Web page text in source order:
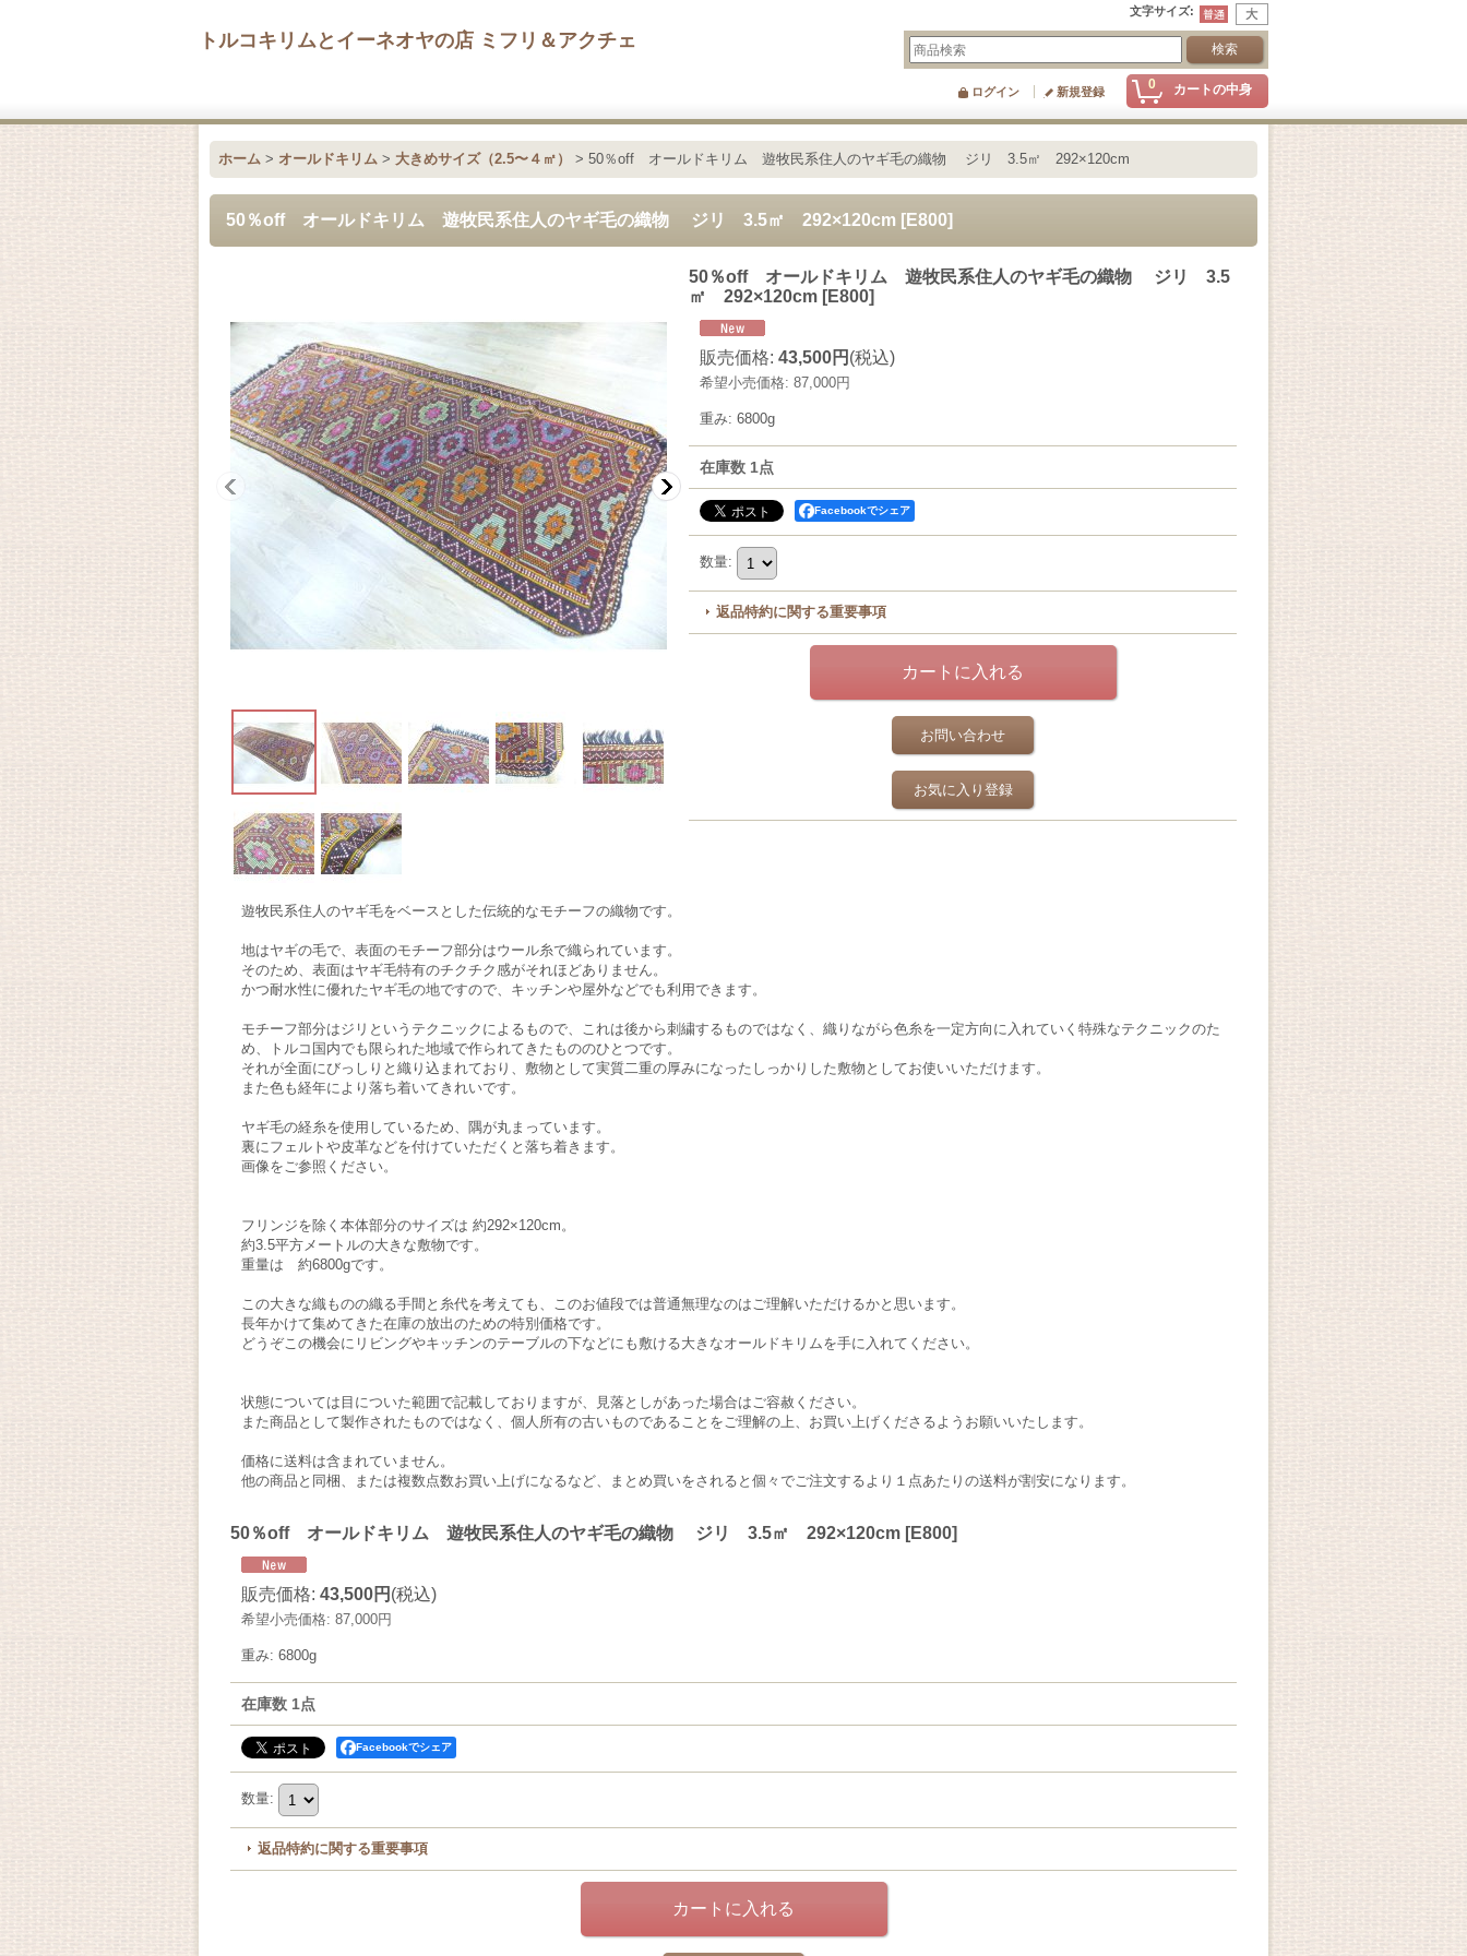
文字サイズ:
トルコキリムとイーネオヤの店 ミフリ＆アクチェ
0 カートの中身
ログイン 新規登録
ホーム > オールドキリム > 大きめサイズ（2.5〜４㎡） > 50％off オールドキリム 遊牧民系住人のヤギ毛の織物 ジリ 3.5㎡ 292×120cm
50％off オールドキリム 遊牧民系住人のヤギ毛の織物 ジリ 3.5㎡ 292×120cm [E800]
50％off オールドキリム 遊牧民系住人のヤギ毛の織物 ジリ 3.5
㎡ 292×120cm [E800]
販売価格: 43,500円 (税込)
希望小売価格: 87,000円
重み: 6800g
在庫数 1点
Facebookでシェア
数量:
返品特約に関する重要事項
お問い合わせ
お気に入り登録
遊牧民系住人のヤギ毛をベースとした伝統的なモチーフの織物です。
地はヤギの毛で、表面のモチーフ部分はウール糸で織られています。
そのため、表面はヤギ毛特有のチクチク感がそれほどありません。
かつ耐水性に優れたヤギ毛の地ですので、キッチンや屋外などでも利用できます。
モチーフ部分はジリというテクニックによるもので、これは後から刺繍するものではなく、織りながら色糸を一定方向に入れていく特殊なテクニックのた
め、トルコ国内でも限られた地域で作られてきたもののひとつです。
それが全面にびっしりと織り込まれており、敷物として実質二重の厚みになったしっかりした敷物としてお使いいただけます。
また色も経年により落ち着いてきれいです。
ヤギ毛の経糸を使用しているため、隅が丸まっています。
裏にフェルトや皮革などを付けていただくと落ち着きます。
画像をご参照ください。
フリンジを除く本体部分のサイズは 約292×120cm。
約3.5平方メートルの大きな敷物です。
重量は 約6800gです。
この大きな織ものの織る手間と糸代を考えても、このお値段では普通無理なのはご理解いただけるかと思います。
長年かけて集めてきた在庫の放出のための特別価格です。
どうぞこの機会にリビングやキッチンのテーブルの下などにも敷ける大きなオールドキリムを手に入れてください。
状態については目についた範囲で記載しておりますが、見落としがあった場合はご容赦ください。
また商品として製作されたものではなく、個人所有の古いものであることをご理解の上、お買い上げくださるようお願いいたします。
価格に送料は含まれていません。
他の商品と同梱、または複数点数お買い上げになるなど、まとめ買いをされると個々でご注文するより１点あたりの送料が割安になります。
50％off オールドキリム 遊牧民系住人のヤギ毛の織物 ジリ 3.5㎡ 292×120cm [E800]
販売価格: 43,500円 (税込)
希望小売価格: 87,000円
重み: 6800g
在庫数 1点
Facebookでシェア
数量:
返品特約に関する重要事項